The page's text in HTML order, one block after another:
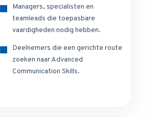
Managers, specialisten en
teamleads die toepasbare
vaardigheden nodig hebben.
Deelnemers die een gerichte route
zoeken naar Advanced
Communication Skills.